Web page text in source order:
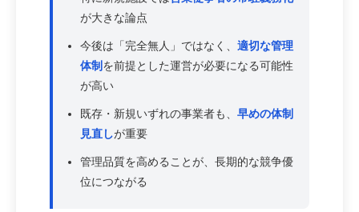
が大きな論点
今後は「完全無人」ではなく、 適切な管理
体制を前提とした運営が必要になる可能性
が高い
既存・新規いずれの事業者も、 早めの体制
見直しが重要
管理品質を高めることが、長期的な競争優
位につながる